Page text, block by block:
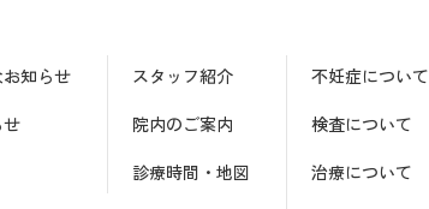
知らせ
スタッフ紹介
院内のご案内
診療時間・地図
不妊症について
検査について
治療について